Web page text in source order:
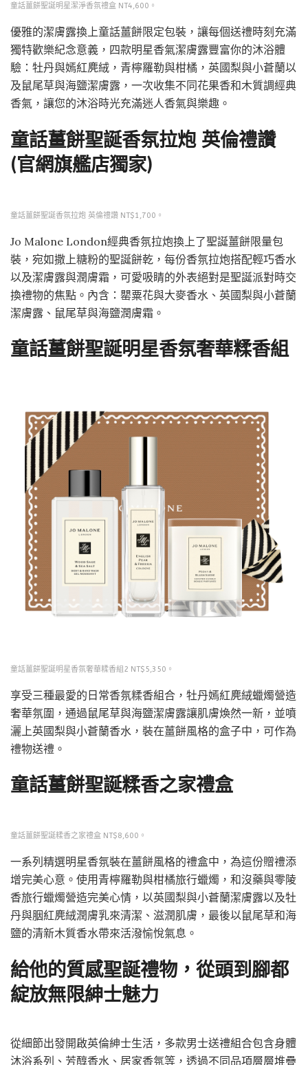
童話薑餅聖誕明星潔淨香氛禮盒 NT4,600。
優雅的潔膚露換上童話薑餅限定包裝，讓每個送禮時刻充滿
獨特歡樂紀念意義，四款明星香氣潔膚露豐富你的沐浴體
驗：牡丹與嫣紅麂絨，青檸羅勒與柑橘，英國梨與小蒼蘭以
及鼠尾草與海鹽潔膚露，一次收集不同花果香和木質調經典
香氣，讓您的沐浴時光充滿迷人香氣與樂趣。
童話薑餅聖誕香氛拉炮 英倫禮讚
(官網旗艦店獨家)
童話薑餅聖誕香氛拉炮 英倫禮讚 NT$1,700。
Jo Malone London經典香氛拉炮換上了聖誕薑餅限量包
裝，宛如撒上糖粉的聖誕餅乾，每份香氛拉炮搭配輕巧香水
以及潔膚露與潤膚霜，可愛吸睛的外表絕對是聖誕派對時交
換禮物的焦點。內含：罌粟花與大麥香水、英國梨與小蒼蘭
潔膚露、鼠尾草與海鹽潤膚霜。
童話薑餅聖誕明星香氛奢華糅香組
童話薑餅聖誕明星香氛奢華糅香組2 NT$5,350。
享受三種最愛的日常香氛糅香組合，牡丹嫣紅麂絨蠟燭營造
奢華氛圍，通過鼠尾草與海鹽潔膚露讓肌膚煥然一新，並噴
灑上英國梨與小蒼蘭香水，裝在薑餅風格的盒子中，可作為
禮物送禮。
童話薑餅聖誕糅香之家禮盒
童話薑餅聖誕糅香之家禮盒 NT$8,600。
一系列精選明星香氛裝在薑餅風格的禮盒中，為這份贈禮添
增完美心意。使用青檸羅勒與柑橘旅行蠟燭，和沒藥與零陵
香旅行蠟燭營造完美心情，以英國梨與小蒼蘭潔膚露以及牡
丹與胭紅麂絨潤膚乳來清潔、滋潤肌膚，最後以鼠尾草和海
鹽的清新木質香水帶來活潑愉悅氣息。
給他的質感聖誕禮物，從頭到腳都
綻放無限紳士魅力
從細節出發開啟英倫紳士生活，多款男士送禮組合包含身體
沐浴系列、芳醇香水、居家香氛等，透過不同品項層層堆疊